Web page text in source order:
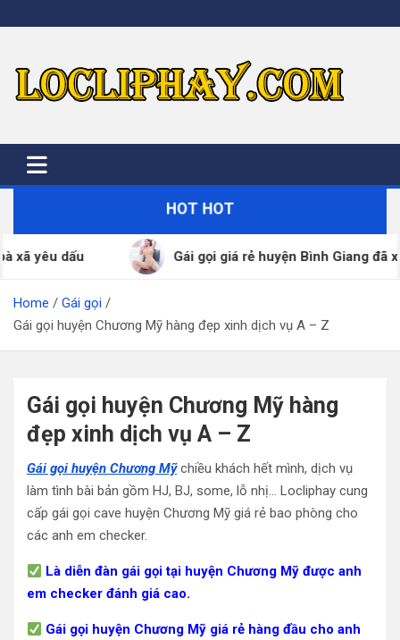
to
HOT HOT
gọi giá rẻ huyện Bình Giang đã xác thực SDT – ZALO 24/7
Home
Gái gọi
Gái gọi huyện Chương Mỹ hàng đẹp xinh dịch vụ A – Z
Gái gọi huyện Chương Mỹ hàng
đẹp xinh dịch vụ A – Z
Gái gọi huyện Chương Mỹchiều khách hết mình, dịch vụ
làm tình bài bản gồm HJ, BJ, some, lỗ nhị… Locliphay cung
cấp gái gọi cave huyện Chương Mỹ giá rẻ bao phòng cho
các anh em checker.
Là diễn đàn gái gọi tại huyện Chương Mỹ được anh
em checker đánh giá cao.
Gái gọi huyện Chương Mỹ giá rẻ hàng đầu cho anh